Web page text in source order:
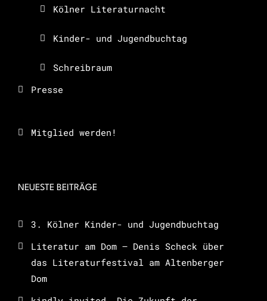
Kölner Literaturnacht
Kinder- und Jugendbuchtag
Schreibraum
Presse
Mitglied werden!
NEUESTE BEITRÄGE
3. Kölner Kinder- und Jugendbuchtag
Literatur am Dom – Denis Scheck über
das Literaturfestival am Altenberger
Dom